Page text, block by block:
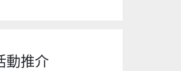
動推介